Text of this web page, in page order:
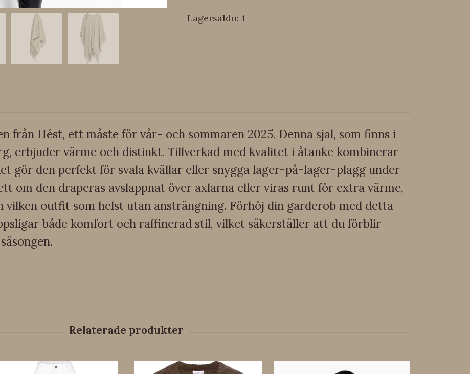
Lagersaldo: 1
från Hést, ett måste för vår- och sommaren 2025. Denna sjal, som finns i
erbjuder värme och distinkt. Tillverkad med kvalitet i åtanke kombinerar
gör den perfekt för svala kvällar eller snygga lager-på-lager-plagg under
om den draperas avslappnat över axlarna eller viras runt för extra värme,
outfit som helst utan ansträngning. Förhöj din garderob med detta
både komfort och raffinerad stil, vilket säkerställer att du förblir